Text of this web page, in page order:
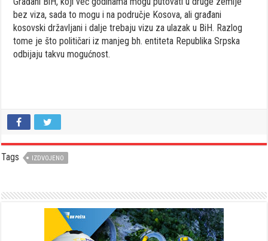
bez viza, sada to mogu i na područje Kosova, ali građani
kosovski državljani i dalje trebaju vizu za ulazak u BiH. Razlog
tome je što političari iz manjeg bh. entiteta Republika Srpska
odbijaju takvu mogućnost.
Tags IZDVOJENO